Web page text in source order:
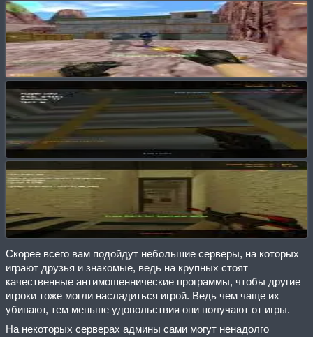
Скорее всего вам подойдут небольшие серверы, на которых
играют друзья и знакомые, ведь на крупных стоят
качественные антимошеннические программы, чтобы другие
игроки тоже могли насладиться игрой. Ведь чем чаще их
убивают, тем меньше удовольствия они получают от игры.
На некоторых серверах админы сами могут ненадолго